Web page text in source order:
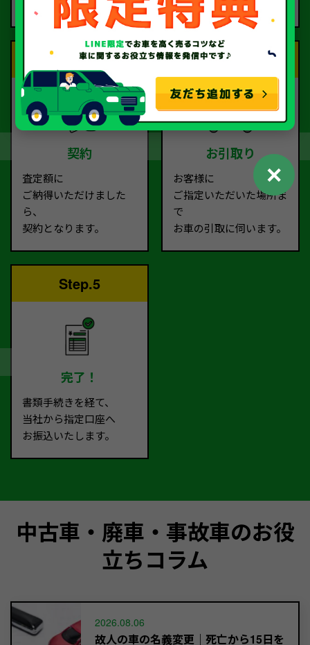
ご依頼ください。
す。
Step.3
契約
査定額に
ご納得いただけました
ら、
契約となります。
Step.4
お引取り
お客様に
ご指定いただいた場所ま
で
お車の引取に伺います。
Step.5
完了！
書類手続きを経て、
当社から指定口座へ
お振込いたします。
中古車・廃車・事故車のお役
立ちコラム
2026.08.06
故人の車の名義変更｜死亡から15日を
✕